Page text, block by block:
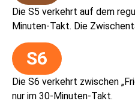
Die S5 verkehrt auf dem
Minuten-Takt. Die
S6
Die S6 verkehrt zwischen
nur im 30-Minuten-Takt.